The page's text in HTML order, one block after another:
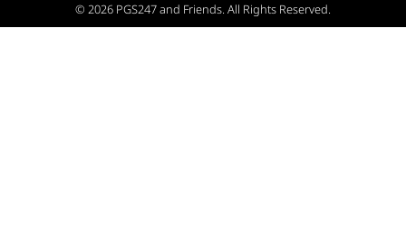
© 2026 PGS247and Friends. All Rights Reserved.